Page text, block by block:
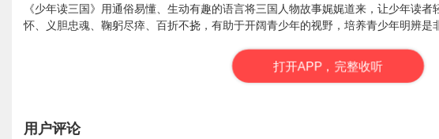
《少年读三国》用通俗易懂、生动有趣的语言将三国人物故事娓娓道来，让少年读
怀、义胆忠魂、鞠躬尽瘁、百折不挠， 有助于开阔青少年的视野，培养青少年明辨是
打开APP，完整收听
用户评论